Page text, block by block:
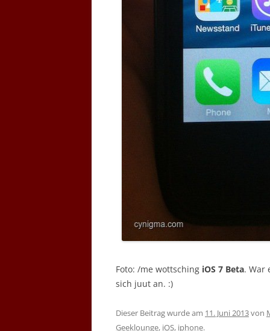
Foto: /me wottsching iOS 7 Beta. War
sich juut an. :)
Dieser Beitrag wurde am 11. Juni 2013von
Geeklounge, iOS, iphone.